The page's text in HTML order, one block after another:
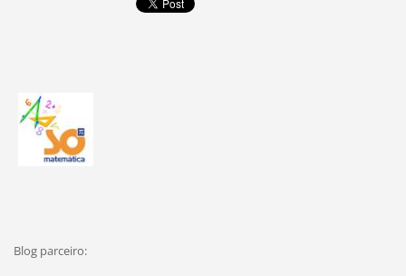
Blog parceiro: